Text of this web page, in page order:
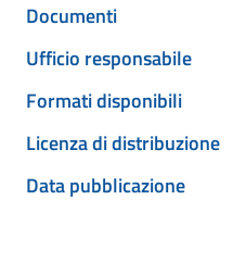
Documenti
Ufficio responsabile
Formati disponibili
Licenza di distribuzione
Data pubblicazione